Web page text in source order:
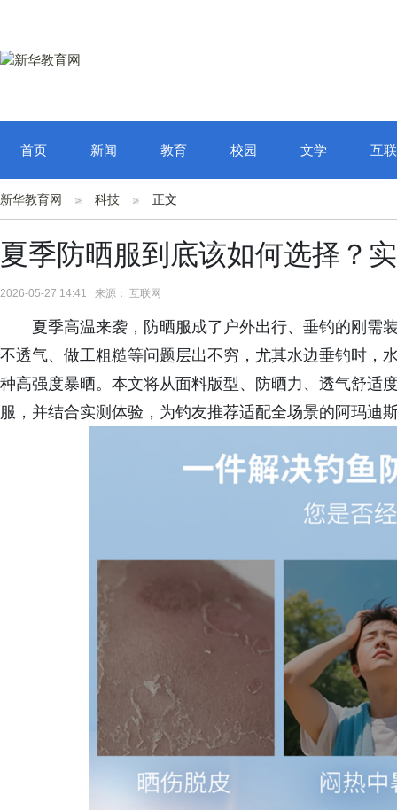
首页 新闻 教育 校园 文学 互
新华教育网 科技 正文
夏季防晒服到底该如何选择？
2026-05-27 14:41 来源： 互联网
夏季高温来袭，防晒服成了户外出行、垂钓的刚需
不透气、做工粗糙等问题层出不穷，尤其水边垂钓时，
种高强度暴晒。本文将从面料版型、防晒力、透气舒适
服，并结合实测体验，为钓友推荐适配全场景的阿玛迪